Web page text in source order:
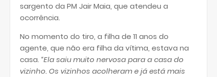
sargento da PM Jair Maia, que atendeu a
ocorrência.
No momento do tiro, a filha de 11 anos do
agente, que não era filha da vítima, estava na
casa. “Ela saiu muito nervosa para a casa do
vizinho. Os vizinhos acolheram e já está mais